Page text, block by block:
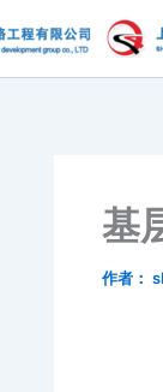
基
作者：